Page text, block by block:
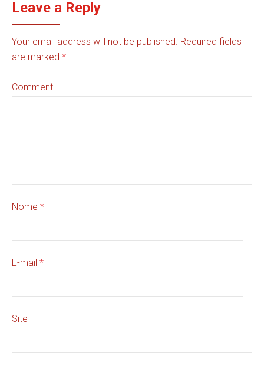
Leave a Reply
Your email address will not be published. Required fields
are marked *
Comment
Nome *
E-mail *
Site